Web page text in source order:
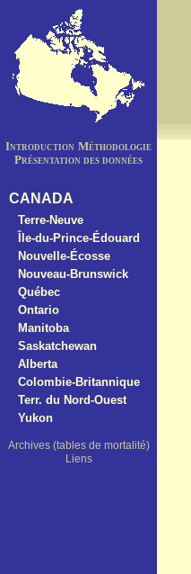
Introduction Méthodologie
Présentation des données
CANADA
Terre-Neuve
Île-du-Prince-Édouard
Nouvelle-Écosse
Nouveau-Brunswick
Québec
Ontario
Manitoba
Saskatchewan
Alberta
Colombie-Britannique
Terr. du Nord-Ouest
Yukon
Archives (tables de mortalité)
Liens